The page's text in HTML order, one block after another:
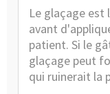
Le glaçage est
avant
patient. Si le
glaçage peut
qui ruinerait la